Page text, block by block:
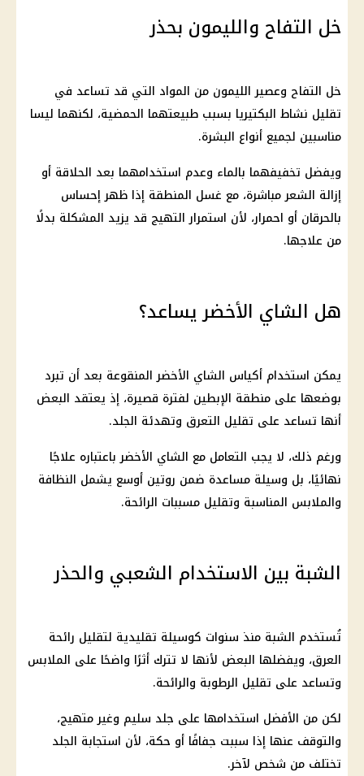
خل التفاح والليمون بحذر
خل التفاح وعصير الليمون من المواد التي قد تساعد في
تقليل نشاط البكتيريا بسبب طبيعتهما الحمضية، لكنهما ليسا
مناسبين لجميع أنواع البشرة.
ويفضل تخفيفهما بالماء وعدم استخدامهما بعد الحلاقة أو
إزالة الشعر مباشرة، مع غسل المنطقة إذا ظهر إحساس
بالحرقان أو احمرار، لأن استمرار التهيج قد يزيد المشكلة بدلًا
من علاجها.
هل الشاي الأخضر يساعد؟
يمكن استخدام أكياس الشاي الأخضر المنقوعة بعد أن تبرد
بوضعها على منطقة الإبطين لفترة قصيرة، إذ يعتقد البعض
أنها تساعد على تقليل التعرق وتهدئة الجلد.
ورغم ذلك، لا يجب التعامل مع الشاي الأخضر باعتباره علاجًا
نهائيًا، بل وسيلة مساعدة ضمن روتين أوسع يشمل النظافة
والملابس المناسبة وتقليل مسببات الرائحة.
الشبة بين الاستخدام الشعبي والحذر
تُستخدم الشبة منذ سنوات كوسيلة تقليدية لتقليل رائحة
العرق، ويفضلها البعض لأنها لا تترك أثرًا واضحًا على الملابس
وتساعد على تقليل الرطوبة والرائحة.
لكن من الأفضل استخدامها على جلد سليم وغير متهيج،
والتوقف عنها إذا سببت جفافًا أو حكة، لأن استجابة الجلد
تختلف من شخص لآخر.